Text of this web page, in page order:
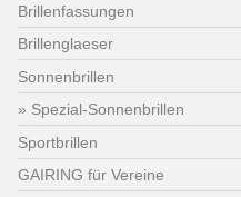
Brillenfassungen
Brillenglaeser
Sonnenbrillen
Spezial-Sonnenbrillen
Sportbrillen
GAIRING für Vereine